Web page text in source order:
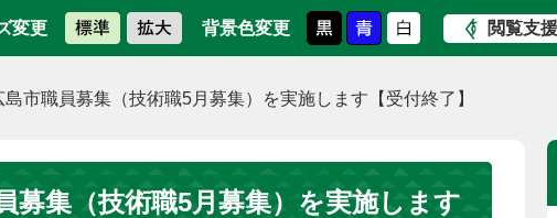
変更 背景色変更 閲覧支援
市職員募集（技術職5月募集）を実施します【受付終了】
募集（技術職5月募集）を実施します